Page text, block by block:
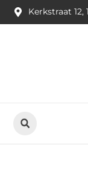
Kerkstraat